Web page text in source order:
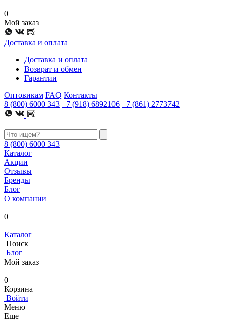
0
Мой заказ
Доставка и оплата
Доставка и оплата
Возврат и обмен
Гарантии
Оптовикам FAQ Контакты
8 (800) 6000 343 +7 (918) 6892106 +7 (861) 2773742
8 (800) 6000 343
Каталог
Акции
Отзывы
Бренды
Блог
О компании
0
Каталог
Поиск
Блог
Мой заказ
0
Корзина
Войти
Меню
Еще